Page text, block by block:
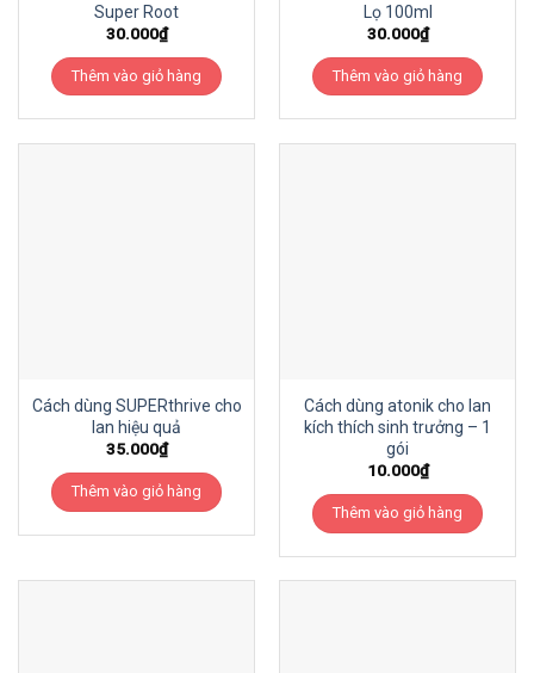
Super Root
30.000₫
Thêm vào giỏ hàng
Lọ 100ml
30.000₫
Thêm vào giỏ hàng
Cách dùng SUPERthrive cho
lan hiệu quả
35.000₫
Thêm vào giỏ hàng
Cách dùng atonik cho lan
kích thích sinh trưởng – 1
gói
10.000₫
Thêm vào giỏ hàng